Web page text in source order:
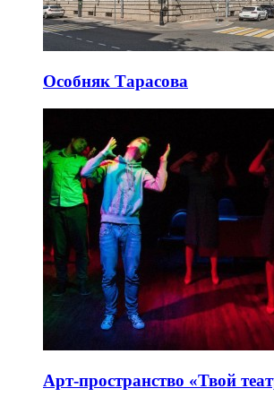
Особняк Тарасова
Арт-пространство «Твой